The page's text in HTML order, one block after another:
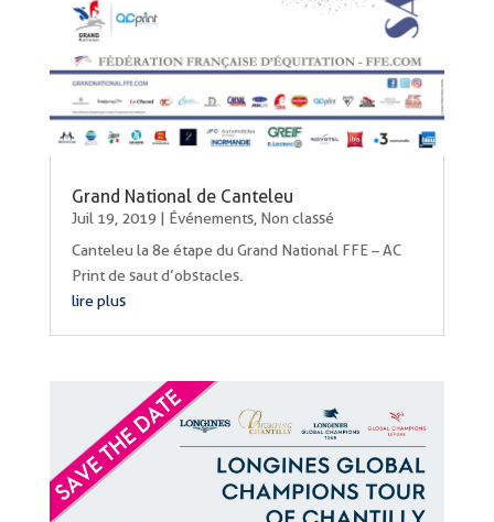
Grand National de Canteleu
Juil 19, 2019 | Événements, Non classé
Canteleu la 8e étape du Grand National FFE – AC
Print de saut d’obstacles.
lire plus